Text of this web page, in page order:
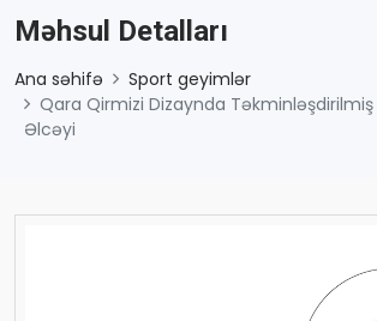
Məhsul Detalları
Ana səhifə
Sport geyimlər
Qara Qirmizi Dizaynda Təkminləşdirilmiş
Əlcəyi